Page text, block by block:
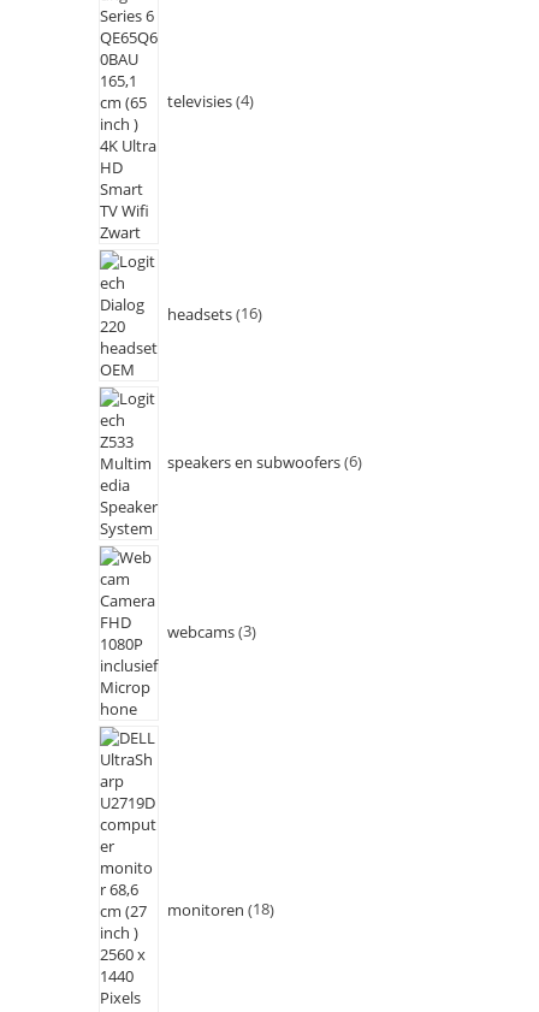
televisies 4
headsets 16
speakers en subwoofers 6
webcams 3
monitoren 18